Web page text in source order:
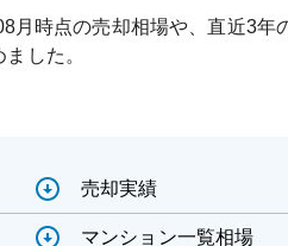
月 時点の売却相場や、直近3年
した。
売却実績
マンション一覧相場